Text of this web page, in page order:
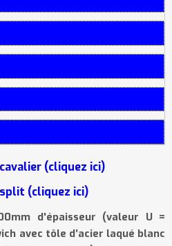
(cliquez ici)
(cliquez ici)
d'épaisseur (valeur U =
avec tôle d’acier laqué blanc